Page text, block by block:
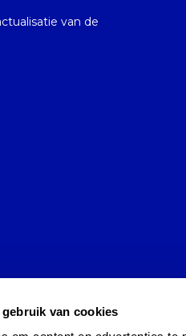
van cookies
van de